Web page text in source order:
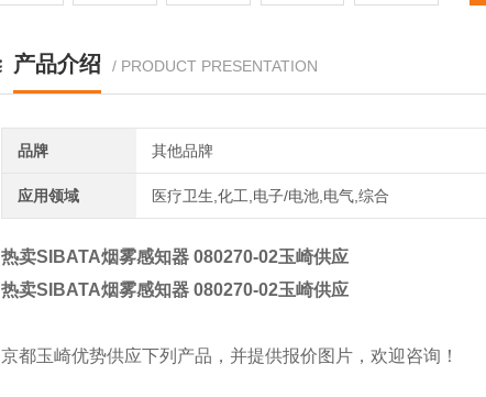
产品介绍 / PRODUCT PRESENTATION
品牌 其他品牌
应用领域 医疗卫生,化工,电子/电池,电气,综合
热卖SIBATA烟雾感知器 080270-02玉崎供应
热卖SIBATA烟雾感知器 080270-02玉崎供应
京都玉崎优势供应下列产品，并提供报价图片，欢迎咨询！